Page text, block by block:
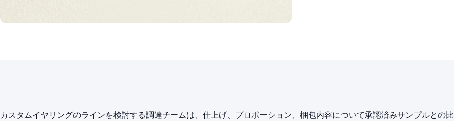
カスタムイヤリングのラインを検討する調達チームは、仕上げ、プロポーション、梱包内容について承認済みサンプルとの